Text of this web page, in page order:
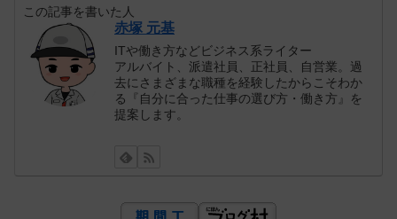
この記事を書いた人
赤塚 元基
ITや働き方などビジネス系ライター
アルバイト、派遣社員、正社員、自営業。過
去にさまざまな職種を経験したからこそわか
る『自分に合った仕事の選び方・働き方』を
提案します。